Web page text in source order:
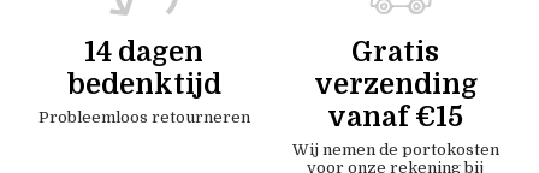
14 dagen
bedenktijd
Probleemloos retourneren
Gratis
verzending
vanaf €15
Wij nemen de portokosten
voor onze rekening bij